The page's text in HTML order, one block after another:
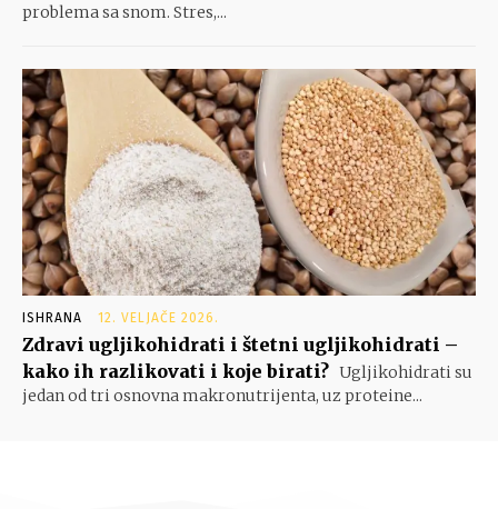
problema sa snom. Stres,...
ISHRANA 12. VELJAČE 2026.
Zdravi ugljikohidrati i štetni ugljikohidrati –
kako ih razlikovati i koje birati? Ugljikohidrati su
jedan od tri osnovna makronutrijenta, uz proteine...